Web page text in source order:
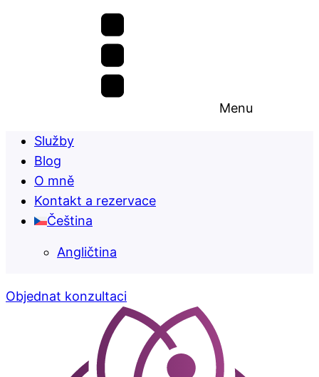
Menu
Služby
Blog
O mně
Kontakt a rezervace
Čeština
Angličtina
Objednat konzultaci